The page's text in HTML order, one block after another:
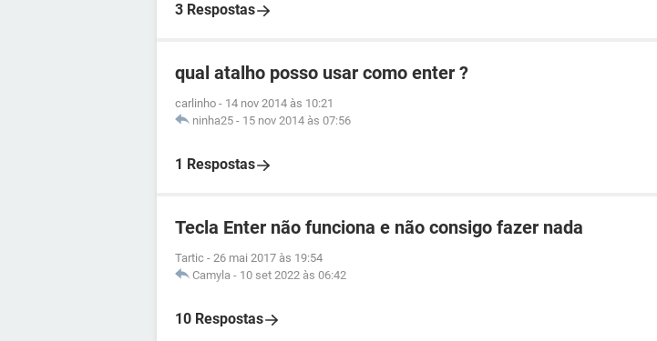
3 Respostas
qual atalho posso usar como enter ?
carlinho - 14 nov 2014 às 10:21
ninha25 - 15 nov 2014 às 07:56
1 Respostas
Tecla Enter não funciona e não consigo fazer nada
Tartic - 26 mai 2017 às 19:54
Camyla - 10 set 2022 às 06:42
10 Respostas